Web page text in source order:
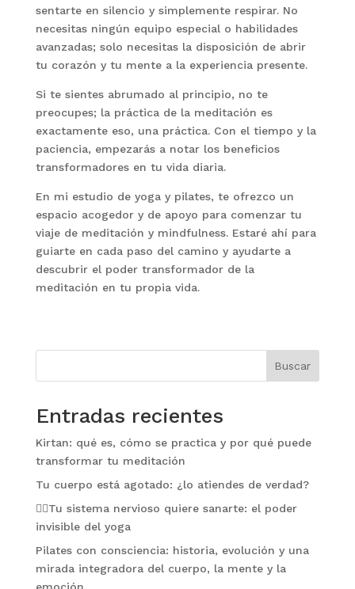
sentarte en silencio y simplemente respirar. No
necesitas ningún equipo especial o habilidades
avanzadas; solo necesitas la disposición de abrir
tu corazón y tu mente a la experiencia presente.
Si te sientes abrumado al principio, no te
preocupes; la práctica de la meditación es
exactamente eso, una práctica. Con el tiempo y la
paciencia, empezarás a notar los beneficios
transformadores en tu vida diaria.
En mi estudio de yoga y pilates, te ofrezco un
espacio acogedor y de apoyo para comenzar tu
viaje de meditación y mindfulness. Estaré ahí para
guiarte en cada paso del camino y ayudarte a
descubrir el poder transformador de la
meditación en tu propia vida.
Buscar
Entradas recientes
Kirtan: qué es, cómo se practica y por qué puede
transformar tu meditación
Tu cuerpo está agotado: ¿lo atiendes de verdad?
🧘‍♀️Tu sistema nervioso quiere sanarte: el poder
invisible del yoga
Pilates con consciencia: historia, evolución y una
mirada integradora del cuerpo, la mente y la